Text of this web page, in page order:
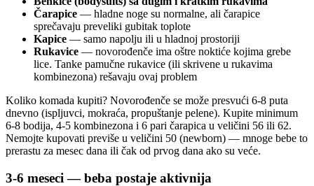
Čarapice — hladne noge su normalne, ali čarapice
sprečavaju preveliki gubitak toplote
Kapice — samo napolju ili u hladnoj prostoriji
Rukavice — novorođenče ima oštre noktiće kojima grebe
lice. Tanke pamučne rukavice (ili skrivene u rukavima
kombinezona) rešavaju ovaj problem
Koliko komada kupiti? Novorođenče se može presvući 6-8 puta
dnevno (ispljuvci, mokraća, propuštanje pelene). Kupite minimum
6-8 bodija, 4-5 kombinezona i 6 pari čarapica u veličini 56 ili 62.
Nemojte kupovati previše u veličini 50 (newborn) — mnoge bebe to
prerastu za mesec dana ili čak od prvog dana ako su veće.
3-6 meseci — beba postaje aktivnija